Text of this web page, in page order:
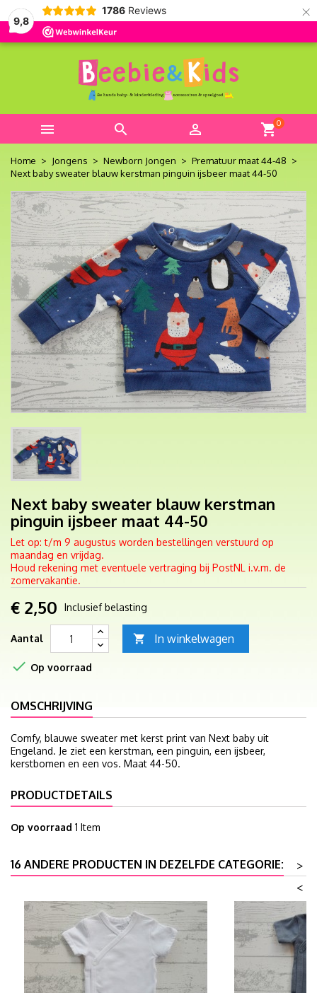
9,8
1786 Reviews ×
   shopping_cart0
Home Jongens Newborn Jongen
Prematuur maat 44-48
Next baby sweater blauw kerstman pinguin ijsbeer maat 44-50
Next baby sweater blauw kerstman
pinguin ijsbeer maat 44-50
Let op: t/m 9 augustus worden bestellingen verstuurd op
maandag en vrijdag.
Houd rekening met eventuele vertraging bij PostNL i.v.m. de
zomervakantie.
€ 2,50 Inclusief belasting
Aantal  In winkelwagen
 Op voorraad
OMSCHRIJVING
Comfy, blauwe sweater met kerst print van Next baby uit
Engeland. Je ziet een kerstman, een pinguin, een ijsbeer,
kerstbomen en een vos. Maat 44-50.
PRODUCTDETAILS
Op voorraad 1 Item
16 ANDERE PRODUCTEN IN DEZELFDE CATEGORIE:
>
<